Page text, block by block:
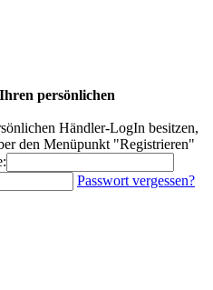
persönlichen
Händler-LogIn besitzen,
den Menüpunkt "Registrieren"
Passwort vergessen?